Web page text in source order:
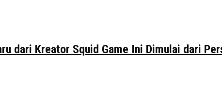
dari Kreator Squid Game Ini Dimulai dari